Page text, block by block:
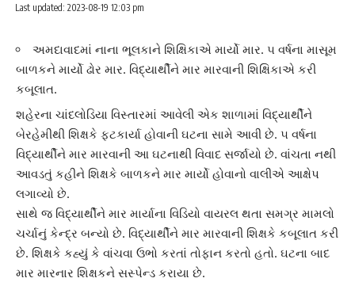
Last updated: 2023-08-19 12:03 pm
અમદાવાદમાં નાના ભૂલકાને શિક્ષિકાએ માર્યો માર. ૫ વર્ષના માસૂમ
બાળકને માર્યો ઢોર માર. વિદ્યાર્થીને માર મારવાની શિક્ષિકાએ કરી
કબૂલાત.
શહેરના ચાંદલોડિયા વિસ્તારમાં આવેલી એક શાળામાં વિદ્યાર્થીને
બેરહેમીથી શિક્ષકે ફટકાર્યા હોવાની ઘટના સામે આવી છે. ૫ વર્ષના
વિદ્યાર્થીને માર મારવાની આ ઘટનાથી વિવાદ સર્જાયો છે. વાંચતા નથી
આવડતું કહીને શિક્ષકે બાળકને માર માર્યો હોવાનો વાલીએ આક્ષેપ
લગાવ્યો છે.
સાથે જ વિદ્યાર્થીને માર માર્યાના વિડિયો વાયરલ થતા સમગ્ર મામલો
ચર્ચાનું કેન્દ્ર બન્યો છે. વિદ્યાર્થીને માર મારવાની શિક્ષકે કબૂલાત કરી
છે. શિક્ષકે કહ્યું કે વાંચવા ઉભો કરતાં તોફાન કરતો હતો. ઘટના બાદ
માર મારનાર શિક્ષકને સસ્પેન્ડ કરાયા છે.